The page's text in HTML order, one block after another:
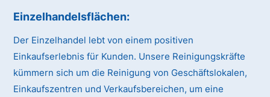
Einzelhandelsflächen:
Der Einzelhandel lebt von einem positiven
Einkaufserlebnis für Kunden. Unsere Reinigungskräfte
kümmern sich um die Reinigung von Geschäftslokalen,
Einkaufszentren und Verkaufsbereichen, um eine